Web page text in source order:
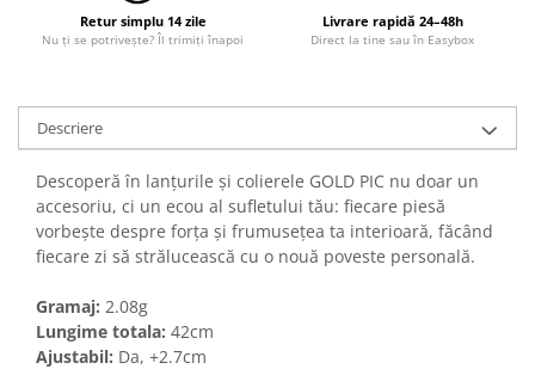
Retur simplu 14 zile
Nu ți se potrivește? Îl trimiți înapoi
Livrare rapidă 24–48h
Direct la tine sau în Easybox
Descriere
Descoperă în lanțurile și colierele GOLD PIC nu doar un
accesoriu, ci un ecou al sufletului tău: fiecare piesă
vorbește despre forța și frumusețea ta interioară, făcând
fiecare zi să strălucească cu o nouă poveste personală.
Gramaj: 2.08g
Lungime totala: 42cm
Ajustabil: Da, +2.7cm